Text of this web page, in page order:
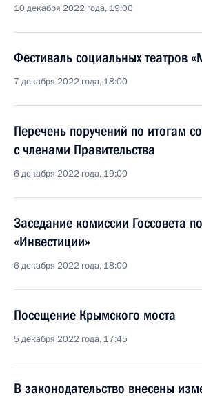
10 декабря 2022 года, 19:00
Фестиваль социальных театров
7 декабря 2022 года, 18:00
Перечень поручений по итогам
с членами Правительства
6 декабря 2022 года, 19:00
Заседание комиссии Госсовета
«Инвестиции»
6 декабря 2022 года, 18:00
Посещение Крымского моста
5 декабря 2022 года, 17:45
В законодательство внесены